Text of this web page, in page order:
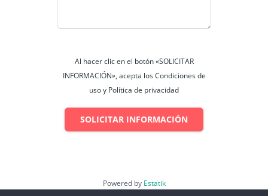
Al hacer clic en el botón «SOLICITAR
INFORMACIÓN», acepta los Condiciones de
uso y Política de privacidad
SOLICITAR INFORMACIÓN
Powered by Estatik